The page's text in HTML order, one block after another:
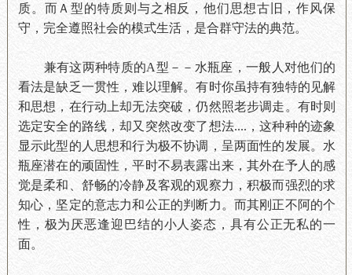
质。而Ａ型的特质则与之相反，他们思想古旧，作风保
守，完全遵照社会的模式生活，是合群守法的典范。
兼有这两种特质的A型－－水瓶座，一般人对他们的
看法是缺乏一贯性，难以理解。有时你虽持有独特的见解
和思想，在行动上却无法突破，仍然照老步调走。有时则
选定安全的路线，却又突然改变了想法....，这种种的迹象
显示此型的人思想和行为极不协调，呈两面性的发展。水
瓶座潜在的顽固性，平时不易表露出来，其外在予人的感
觉是柔和、舒畅的冷静及客观的观察力，积极而强烈的求
知心，坚定的意志力和公正的判断力。而其刚正不阿的个
性，极为厌恶逢迎巴结的小人姿态，具有公正无私的一
面。